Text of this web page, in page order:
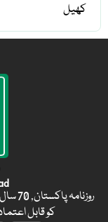
کھیل
کو قابل